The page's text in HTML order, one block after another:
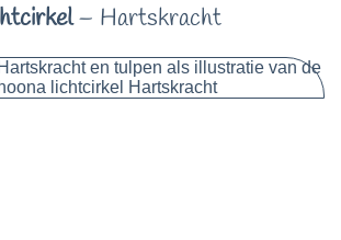
– Hartskracht